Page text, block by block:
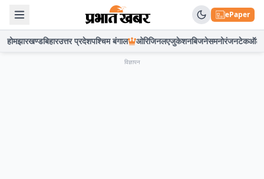
ePaper
होमझारखण्डबिहारउत्तर प्रदेशपश्चिम बंगाल ओरिजिनलएजुकेशनबिजनेसमनोरंजनटेकऑटो
विज्ञापन